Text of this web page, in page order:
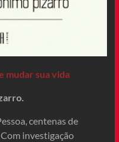
mudar sua vida
centenas de
investigação